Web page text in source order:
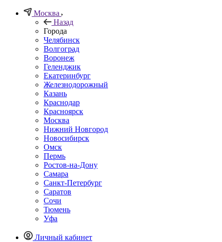
Москва
Назад
Города
Челябинск
Волгоград
Воронеж
Геленджик
Екатеринбург
Железнодорожный
Казань
Краснодар
Красноярск
Москва
Нижний Новгород
Новосибирск
Омск
Пермь
Ростов-на-Дону
Самара
Санкт-Петербург
Саратов
Сочи
Тюмень
Уфа
Личный кабинет